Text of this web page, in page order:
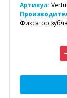
Артикул:
Фиксатор